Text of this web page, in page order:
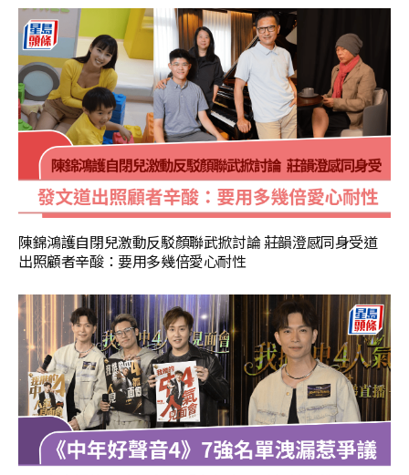
陳錦鴻護自閉兒激動反駁顏聯武掀討論 莊韻澄感同身受道
出照顧者辛酸：要用多幾倍愛心耐性